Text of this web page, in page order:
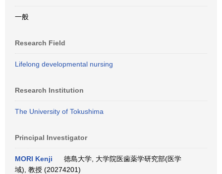
一般
Research Field
Lifelong developmental nursing
Research Institution
The University of Tokushima
Principal Investigator
MORI Kenji
徳島大学, 大学院医歯薬学研究部(医学
域), 教授 (20274201)